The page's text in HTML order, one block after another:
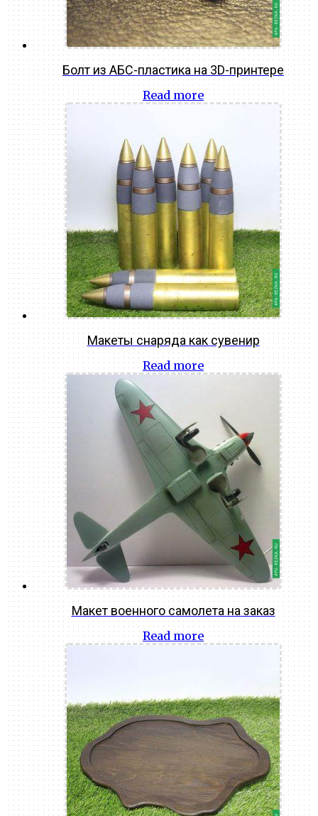
Болт из АБС-пластика на 3D-принтере
Read more
Макеты снаряда как сувенир
Read more
Макет военного самолета на заказ
Read more